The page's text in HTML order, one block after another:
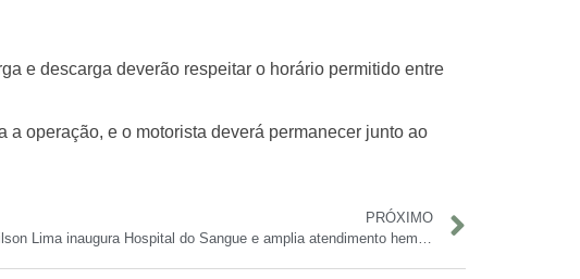
e descarga deverão respeitar o horário permitido entre
a operação, e o motorista deverá permanecer junto ao
PRÓXIMO